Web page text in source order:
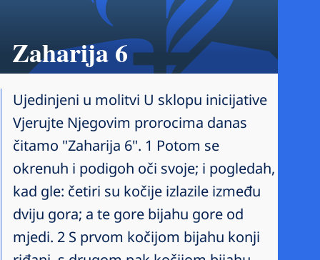
Zaharija 6
Ujedinjeni u molitvi U sklopu inicijative
Vjerujte Njegovim prorocima danas
čitamo "Zaharija 6". 1 Potom se
okrenuh i podigoh oči svoje; i pogledah,
kad gle: četiri su kočije izlazile između
dviju gora; a te gore bijahu gore od
mjedi. 2 S prvom kočijom bijahu konji